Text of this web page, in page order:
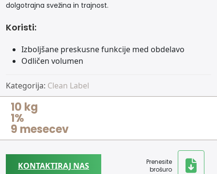
dolgotrajna svežina in trajnost.
Koristi:
Izboljšane preskusne funkcije med obdelavo
Odličen volumen
Kategorija: Clean Label
10 kg
1%
9 mesecev
KONTAKTIRAJ NAS
Prenesite
brošuro